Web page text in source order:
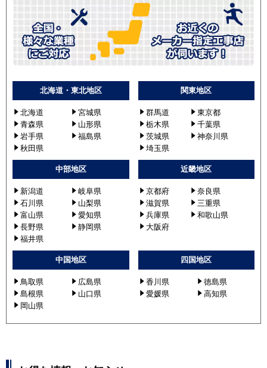
北海道・東北地区
北海道
宮城県
青森県
山形県
岩手県
福島県
秋田県
関東地区
群馬道
東京都
栃木県
千葉県
茨城県
神奈川県
埼玉県
中部地区
新潟道
岐阜県
石川県
山梨県
富山県
愛知県
長野県
静岡県
福井県
近畿地区
京都府
奈良県
滋賀県
三重県
兵庫県
和歌山県
大阪府
中国地区
鳥取県
広島県
島根県
山口県
岡山県
四国地区
香川県
徳島県
愛媛県
高知県